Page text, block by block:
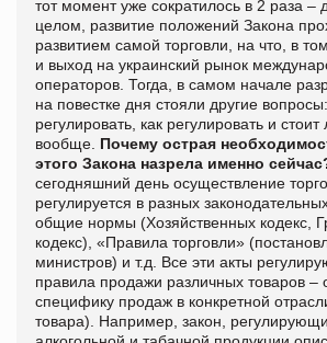
тот момент уже сократилось в 2 раза –
целом, развитие положений Закона
развитием самой торговли, на что, в
и выход на украинский рынок
операторов. Тогда, в самом начале
на повестке дня стояли другие
регулировать, как регулировать и
вообще. Почему острая
этого Закона назрела именно
сегодняшний день осуществление
регулируется в разных
общие нормы (Хозяйственных кодекс,
кодекс), «Правила торговли»
министров) и т.д. Все эти акты
правила продажи различных товаров –
специфику продаж в конкретной
товара). Например, закон,